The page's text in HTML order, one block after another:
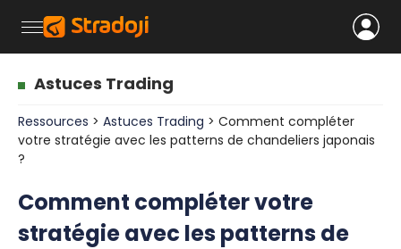
Astuces Trading
Ressources > Astuces Trading > Comment compléter
votre stratégie avec les patterns de chandeliers japonais
?
Comment compléter votre
stratégie avec les patterns de